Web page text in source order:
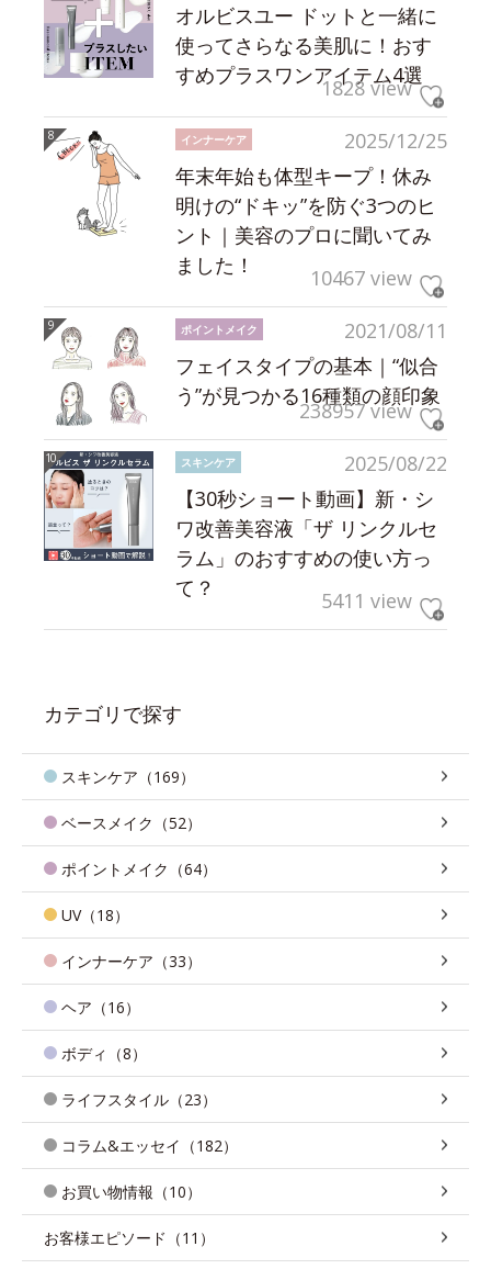
オルビスユー ドットと一緒に
使ってさらなる美肌に！おす
すめプラスワンアイテム4選
1828 view
2025/12/25
インナーケア
年末年始も体型キープ！休み
明けの“ドキッ”を防ぐ3つのヒ
ント｜美容のプロに聞いてみ
ました！
10467 view
2021/08/11
ポイントメイク
フェイスタイプの基本｜“似合
う”が見つかる16種類の顔印象
238957 view
2025/08/22
スキンケア
【30秒ショート動画】新・シ
ワ改善美容液「ザ リンクルセ
ラム」のおすすめの使い方っ
て？
5411 view
カテゴリで探す
スキンケア（169）
ベースメイク（52）
ポイントメイク（64）
UV（18）
インナーケア（33）
ヘア（16）
ボディ（8）
ライフスタイル（23）
コラム&エッセイ（182）
お買い物情報（10）
お客様エピソード（11）